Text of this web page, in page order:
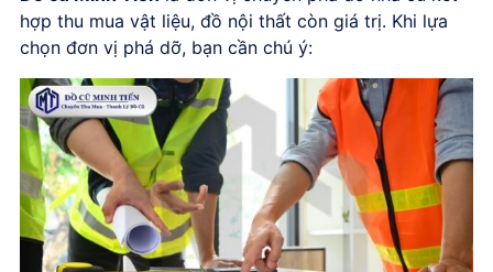
hợp thu mua vật liệu, đồ nội thất còn giá trị. Khi lựa
chọn đơn vị phá dỡ, bạn cần chú ý: